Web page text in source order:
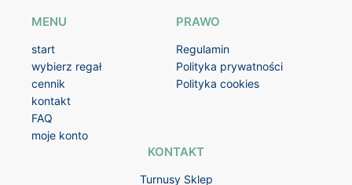
MENU
start
wybierz regał
cennik
kontakt
FAQ
moje konto
PRAWO
Regulamin
Polityka prywatności
Polityka cookies
KONTAKT
Turnusy Sklep